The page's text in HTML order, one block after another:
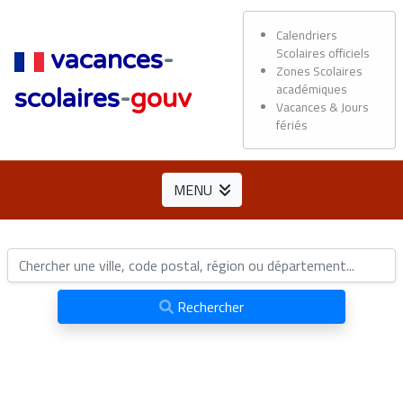
vacances-
scolaires-gouv
Calendriers
Scolaires officiels
Zones Scolaires
académiques
Vacances & Jours
fériés
MENU
Rechercher